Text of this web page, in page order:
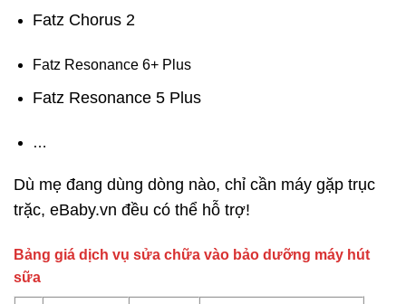
Fatz Chorus 2
Fatz Resonance 6+ Plus
Fatz Resonance 5 Plus
…
Dù mẹ đang dùng dòng nào, chỉ cần máy gặp trục
trặc, eBaby.vn đều có thể hỗ trợ!
Bảng giá dịch vụ sửa chữa vào bảo dưỡng máy hút
sữa